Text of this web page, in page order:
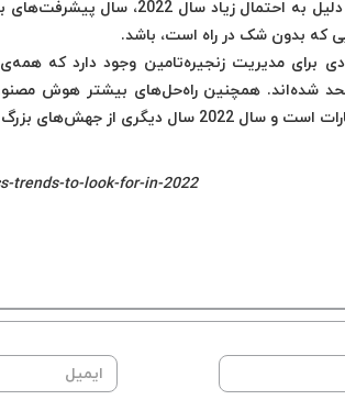
نیاز است، اما هنوز نسبتا جدید است. به‌همین
که بدون شک در راه است، باشد.
برای مدیریت زنجیره‌تامین وجود دارد که همه‌ی
شده‌اند. همچنین راه‌حل‌های بیشتر هوش
در صنعت لجستیک خواهد بود.
trends-to-look-for-in-2022